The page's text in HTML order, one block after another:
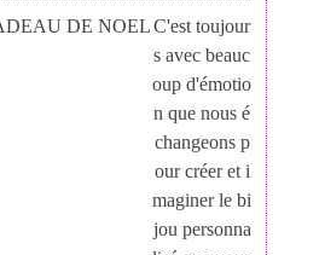
C'est toujour
s avec beauc
oup d'émotio
n que nous é
changeons p
our créer et i
maginer le bi
jou personna